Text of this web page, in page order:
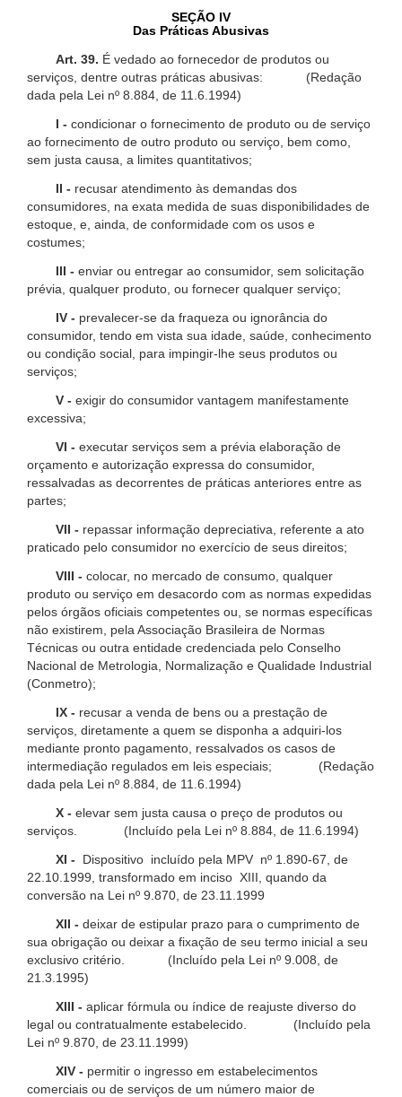
SEÇÃO IV
Das Práticas Abusivas
Art. 39. É vedado ao fornecedor de produtos ou
serviços, dentre outras práticas abusivas: (Redação
dada pela Lei nº 8.884, de 11.6.1994)
I - condicionar o fornecimento de produto ou de serviço
ao fornecimento de outro produto ou serviço, bem como,
sem justa causa, a limites quantitativos;
II - recusar atendimento às demandas dos
consumidores, na exata medida de suas disponibilidades de
estoque, e, ainda, de conformidade com os usos e
costumes;
III - enviar ou entregar ao consumidor, sem solicitação
prévia, qualquer produto, ou fornecer qualquer serviço;
IV - prevalecer-se da fraqueza ou ignorância do
consumidor, tendo em vista sua idade, saúde, conhecimento
ou condição social, para impingir-lhe seus produtos ou
serviços;
V - exigir do consumidor vantagem manifestamente
excessiva;
VI - executar serviços sem a prévia elaboração de
orçamento e autorização expressa do consumidor,
ressalvadas as decorrentes de práticas anteriores entre as
partes;
VII - repassar informação depreciativa, referente a ato
praticado pelo consumidor no exercício de seus direitos;
VIII - colocar, no mercado de consumo, qualquer
produto ou serviço em desacordo com as normas expedidas
pelos órgãos oficiais competentes ou, se normas específicas
não existirem, pela Associação Brasileira de Normas
Técnicas ou outra entidade credenciada pelo Conselho
Nacional de Metrologia, Normalização e Qualidade Industrial
(Conmetro);
IX - recusar a venda de bens ou a prestação de
serviços, diretamente a quem se disponha a adquiri-los
mediante pronto pagamento, ressalvados os casos de
intermediação regulados em leis especiais; (Redação
dada pela Lei nº 8.884, de 11.6.1994)
X - elevar sem justa causa o preço de produtos ou
serviços. (Incluído pela Lei nº 8.884, de 11.6.1994)
XI -
Dispositivo incluído pela MPV nº 1.890-67, de
22.10.1999, transformado em inciso XIII, quando da
conversão na Lei nº 9.870, de 23.11.1999
XII - deixar de estipular prazo para o cumprimento de
sua obrigação ou deixar a fixação de seu termo inicial a seu
exclusivo critério. (Incluído pela Lei nº 9.008, de
21.3.1995)
XIII - aplicar fórmula ou índice de reajuste diverso do
legal ou contratualmente estabelecido. (Incluído pela
Lei nº 9.870, de 23.11.1999)
XIV - permitir o ingresso em estabelecimentos
comerciais ou de serviços de um número maior de